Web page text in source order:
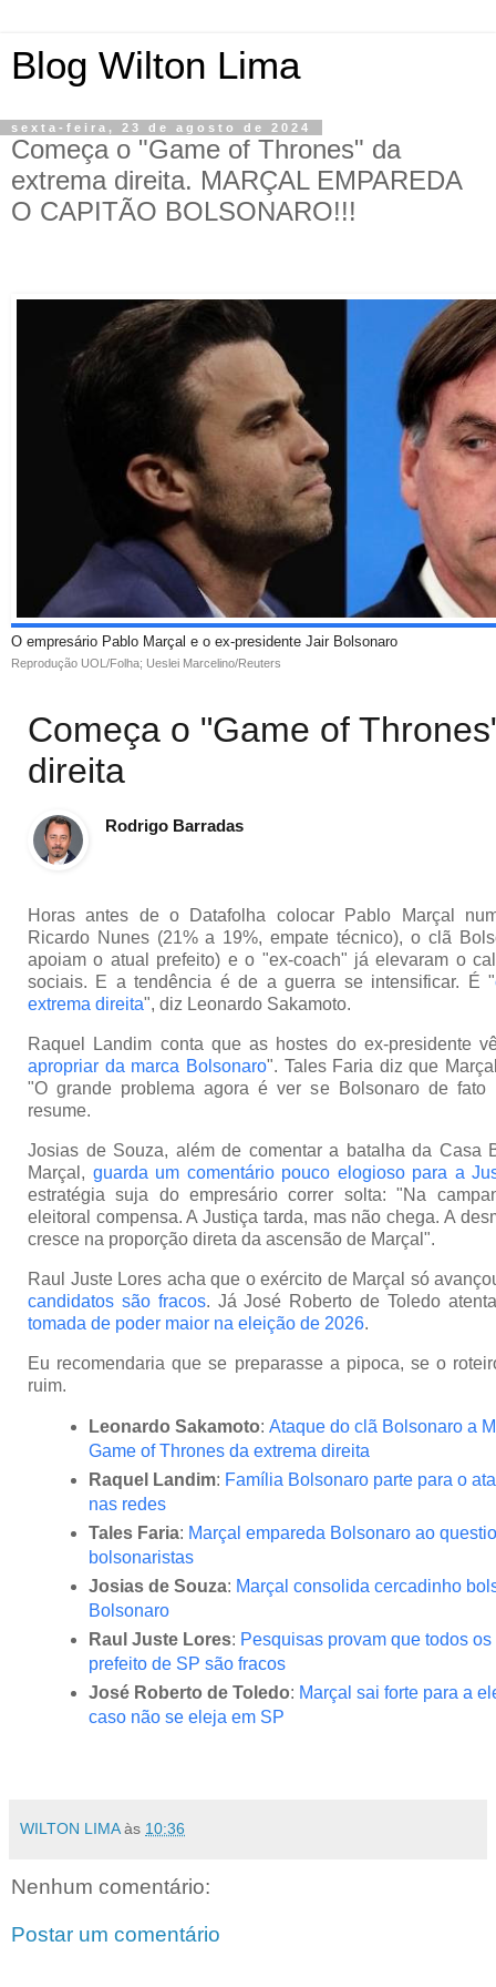
Blog Wilton Lima
sexta-feira, 23 de agosto de 2024
Começa o "Game of Thrones" da
extrema direita. MARÇAL EMPAREDA
O CAPITÃO BOLSONARO!!!
O empresário Pablo Marçal e o ex-presidente Jair Bolsonaro
Reprodução UOL/Folha; Ueslei Marcelino/Reuters
Começa o "Game of
direita
Rodrigo Barradas
Horas antes de o Datafolha colocar Pablo Marçal
Ricardo Nunes (21% a 19%, empate técnico), o clã
apoiam o atual prefeito) e o "ex-coach" já elevaram o
sociais. E a tendência é de a guerra se intensificar. É "
extrema direita", diz Leonardo Sakamoto.
Raquel Landim conta que as hostes do ex-presidente
apropriar da marca Bolsonaro". Tales Faria diz que
"O grande problema agora é ver se Bolsonaro de fato
resume.
Josias de Souza, além de comentar a batalha da Casa
Marçal, guarda um comentário pouco elogioso para a
estratégia suja do empresário correr solta: "Na
eleitoral compensa. A Justiça tarda, mas não chega. A
cresce na proporção direta da ascensão de Marçal".
Raul Juste Lores acha que o exército de Marçal só
candidatos são fracos. Já José Roberto de Toledo
tomada de poder maior na eleição de 2026.
Eu recomendaria que se preparasse a pipoca, se o
ruim.
Leonardo Sakamoto: Ataque do clã Bolsonaro a
Game of Thrones da extrema direita
Raquel Landim: Família Bolsonaro parte para o
nas redes
Tales Faria: Marçal empareda Bolsonaro ao
bolsonaristas
Josias de Souza: Marçal consolida cercadinho
Bolsonaro
Raul Juste Lores: Pesquisas provam que todos
prefeito de SP são fracos
José Roberto de Toledo: Marçal sai forte para a
caso não se eleja em SP
WILTON LIMA às 10:36
Nenhum comentário:
Postar um comentário